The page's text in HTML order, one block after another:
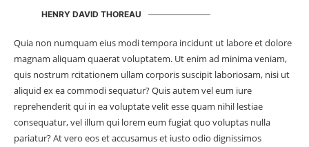
HENRY DAVID THOREAU
Quia non numquam eius modi tempora incidunt ut labore et dolore
magnam aliquam quaerat voluptatem. Ut enim ad minima veniam,
quis nostrum rcitationem ullam corporis suscipit laboriosam, nisi ut
aliquid ex ea commodi sequatur? Quis autem vel eum iure
reprehenderit qui in ea voluptate velit esse quam nihil lestiae
consequatur, vel illum qui lorem eum fugiat quo voluptas nulla
pariatur? At vero eos et accusamus et iusto odio dignissimos